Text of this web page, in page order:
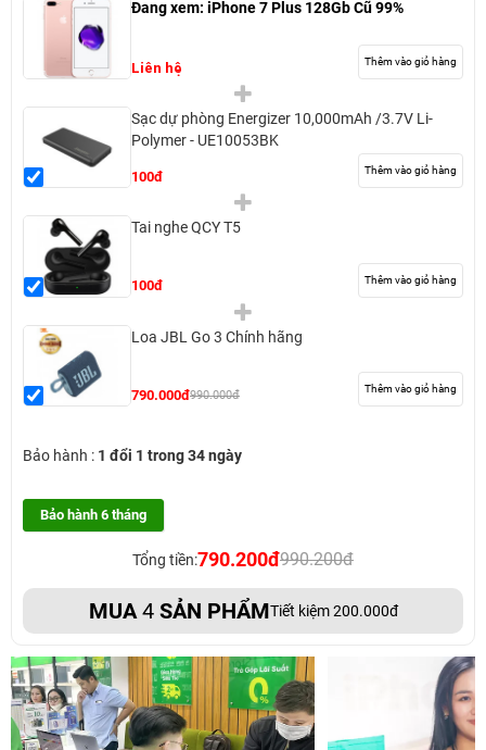
Đang xem: iPhone 7 Plus 128Gb Cũ 99%
Liên hệ Thêm vào giỏ hàng
Sạc dự phòng Energizer 10,000mAh /3.7V Li-
Polymer - UE10053BK
100đ Thêm vào giỏ hàng
Tai nghe QCY T5
100đ Thêm vào giỏ hàng
Loa JBL Go 3 Chính hãng
790.000đ990.000đ Thêm vào giỏ hàng
Bảo hành : 1 đổi 1 trong 34 ngày
Bảo hành 6 tháng
Tổng tiền:790.200đ990.200đ
MUA4SẢN PHẨMTiết kiệm 200.000đ